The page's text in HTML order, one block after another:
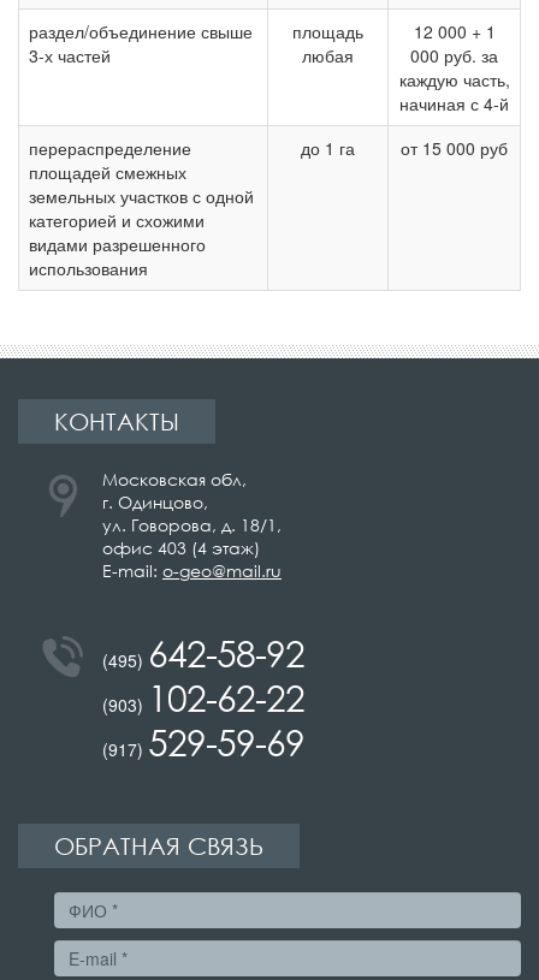
раздел/объединение свыше
3-х частей
площадь
любая
12 000 + 1
000 руб. за
каждую часть,
начиная с 4-й
перераспределение
площадей смежных
земельных участков с одной
категорией и схожими
видами разрешенного
использования
до 1 га от 15 000 руб
КОНТАКТЫ
Московская обл,
г. Одинцово,
ул. Говорова, д. 18/1,
офис 403 (4 этаж)
E-mail: o-geo@mail.ru
(495) 642-58-92
(903) 102-62-22
(917) 529-59-69
ОБРАТНАЯ СВЯЗЬ